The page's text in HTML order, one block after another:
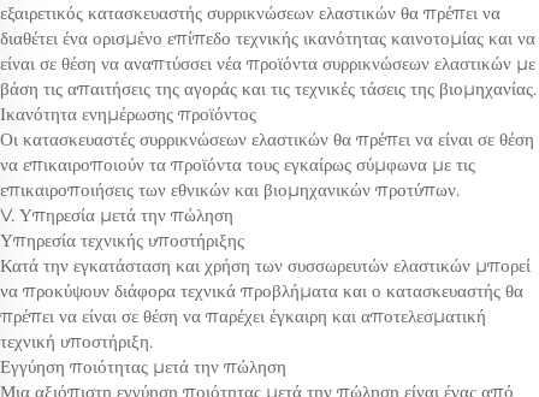
εξαιρετικός κατασκευαστής συρρικνώσεων ελαστικών θα πρέπει να
διαθέτει ένα ορισμένο επίπεδο τεχνικής ικανότητας καινοτομίας και να
είναι σε θέση να αναπτύσσει νέα προϊόντα συρρικνώσεων ελαστικών με
βάση τις απαιτήσεις της αγοράς και τις τεχνικές τάσεις της βιομηχανίας.
Ικανότητα ενημέρωσης προϊόντος
Οι κατασκευαστές συρρικνώσεων ελαστικών θα πρέπει να είναι σε θέση
να επικαιροποιούν τα προϊόντα τους εγκαίρως σύμφωνα με τις
επικαιροποιήσεις των εθνικών και βιομηχανικών προτύπων.
V. Υπηρεσία μετά την πώληση
Υπηρεσία τεχνικής υποστήριξης
Κατά την εγκατάσταση και χρήση των συσσωρευτών ελαστικών μπορεί
να προκύψουν διάφορα τεχνικά προβλήματα και ο κατασκευαστής θα
πρέπει να είναι σε θέση να παρέχει έγκαιρη και αποτελεσματική
τεχνική υποστήριξη.
Εγγύηση ποιότητας μετά την πώληση
Μια αξιόπιστη εγγύηση ποιότητας μετά την πώληση είναι ένας από